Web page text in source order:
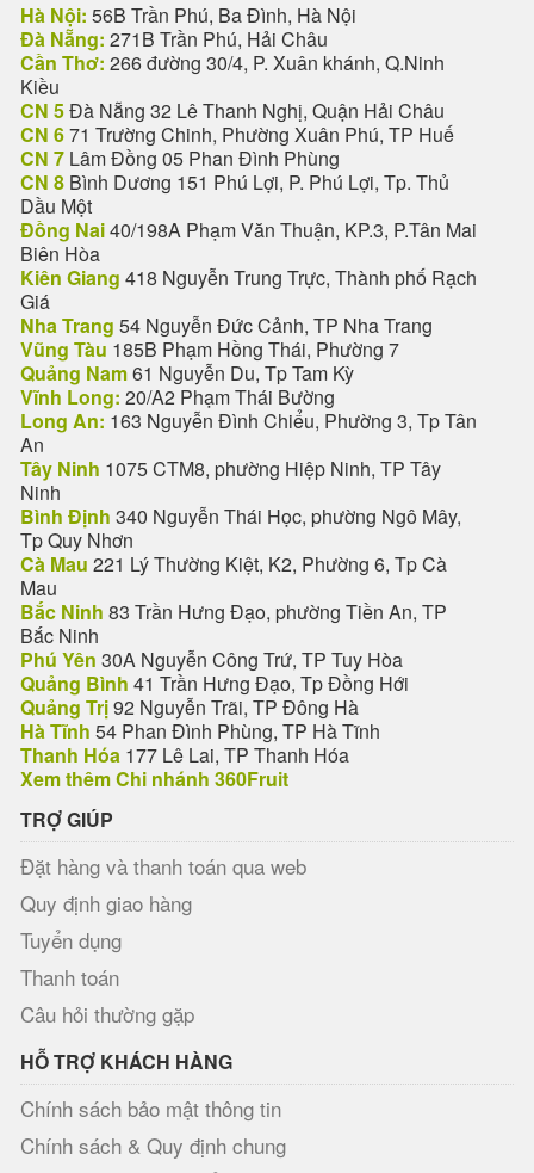
Hà Nội: 56B Trần Phú, Ba Đình, Hà Nội
Đà Nẵng: 271B Trần Phú, Hải Châu
Cần Thơ: 266 đường 30/4, P. Xuân khánh, Q.Ninh
Kiều
CN 5Đà Nẵng 32 Lê Thanh Nghị, Quận Hải Châu
CN 671 Trường Chinh, Phường Xuân Phú, TP Huế
CN 7 Lâm Đồng 05 Phan Đình Phùng
CN 8 Bình Dương 151 Phú Lợi, P. Phú Lợi, Tp. Thủ
Dầu Một
Đồng Nai40/198A Phạm Văn Thuận, KP.3, P.Tân Mai
Biên Hòa
Kiên Giang 418 Nguyễn Trung Trực, Thành phố Rạch
Giá
Nha Trang 54 Nguyễn Đức Cảnh, TP Nha Trang
Vũng Tàu 185B Phạm Hồng Thái, Phường 7
Quảng Nam61 Nguyễn Du, Tp Tam Kỳ
Vĩnh Long: 20/A2 Phạm Thái Bường
Long An: 163 Nguyễn Đình Chiểu, Phường 3, Tp Tân
An
Tây Ninh 1075 CTM8, phường Hiệp Ninh, TP Tây
Ninh
Bình Định 340 Nguyễn Thái Học, phường Ngô Mây,
Tp Quy Nhơn
Cà Mau 221 Lý Thường Kiệt, K2, Phường 6, Tp Cà
Mau
Bắc Ninh 83 Trần Hưng Đạo, phường Tiền An, TP
Bắc Ninh
Phú Yên 30A Nguyễn Công Trứ, TP Tuy Hòa
Quảng Bình 41 Trần Hưng Đạo, Tp Đồng Hới
Quảng Trị92 Nguyễn Trãi, TP Đông Hà
Hà Tĩnh 54 Phan Đình Phùng, TP Hà Tĩnh
Thanh Hóa 177 Lê Lai, TP Thanh Hóa
Xem thêm Chi nhánh 360Fruit
TRỢ GIÚP
Đặt hàng và thanh toán qua web
Quy định giao hàng
Tuyển dụng
Thanh toán
Câu hỏi thường gặp
HỖ TRỢ KHÁCH HÀNG
Chính sách bảo mật thông tin
Chính sách & Quy định chung